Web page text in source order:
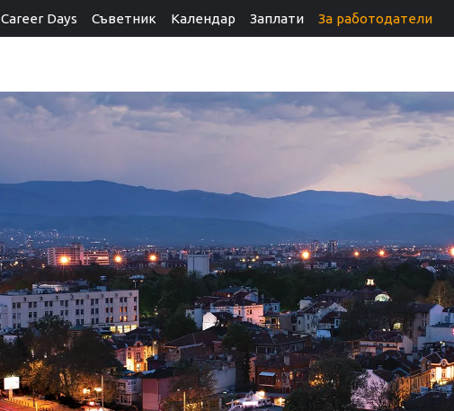
Career Days Съветник Календар Заплати За работодатели